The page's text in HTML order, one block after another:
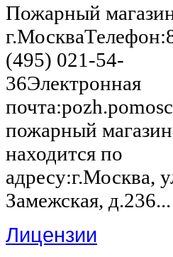
Пожарный
(495) 021-54-
36Электронная
пожарный магазин
находится по
адресу:г.Москва,
Замежская, д.236...
Лицензии